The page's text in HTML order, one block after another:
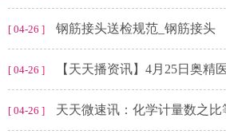
[ 04-26 ] 钢筋接头送检规范_钢筋接头
[ 04-26 ] 【天天播资讯】4月25日奥精医疗发布
[ 04-26 ] 天天微速讯：化学计量数之比等于